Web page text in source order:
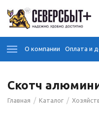
О компании Оплата и
Скотч
Главная / Каталог /